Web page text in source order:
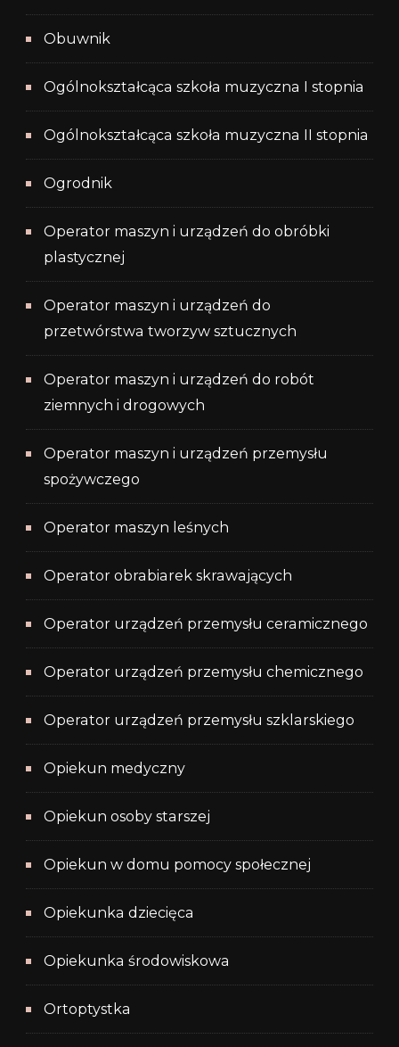
Obuwnik
Ogólnokształcąca szkoła muzyczna I stopnia
Ogólnokształcąca szkoła muzyczna II stopnia
Ogrodnik
Operator maszyn i urządzeń do obróbki
plastycznej
Operator maszyn i urządzeń do
przetwórstwa tworzyw sztucznych
Operator maszyn i urządzeń do robót
ziemnych i drogowych
Operator maszyn i urządzeń przemysłu
spożywczego
Operator maszyn leśnych
Operator obrabiarek skrawających
Operator urządzeń przemysłu ceramicznego
Operator urządzeń przemysłu chemicznego
Operator urządzeń przemysłu szklarskiego
Opiekun medyczny
Opiekun osoby starszej
Opiekun w domu pomocy społecznej
Opiekunka dziecięca
Opiekunka środowiskowa
Ortoptystka